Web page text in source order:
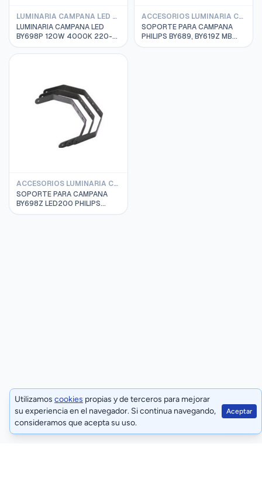
LUMINARIA CAMPANA LED PHILIPS
LUMINARIA CAMPANA LED
BY698P 120W 4000K 220-
240VAC IP65 WB PHILIPS
911401514331
ACCESORIOS LUMINARIA CAMPANA PHILIPS
SOPORTE PARA CAMPANA
PHILIPS BY689, BY619Z MB
911401578701 PEQUEÑO
ACCESORIOS LUMINARIA CAMPANA PHILIPS
SOPORTE PARA CAMPANA
BY698Z LED200 PHILIPS
911401523531
Utilizamos cookies propias y de terceros para mejorar
su experiencia en el navegador. Si continua navegando,
consideramos que acepta su uso.
Aceptar